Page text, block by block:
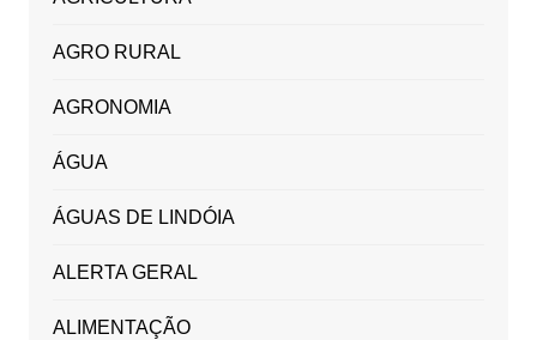
AGRO RURAL
AGRONOMIA
ÁGUA
ÁGUAS DE LINDÓIA
ALERTA GERAL
ALIMENTAÇÃO